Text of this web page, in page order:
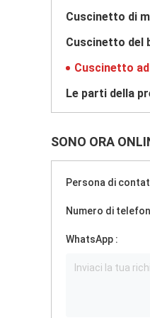
Cuscinetto di
Cuscinetto
Le parti della
SONO ORA
Persona di
Numero di
WhatsApp :